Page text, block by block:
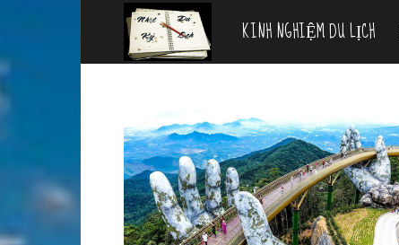
Nhật
du
lịch
KINH NGHIỆM DU LỊCH